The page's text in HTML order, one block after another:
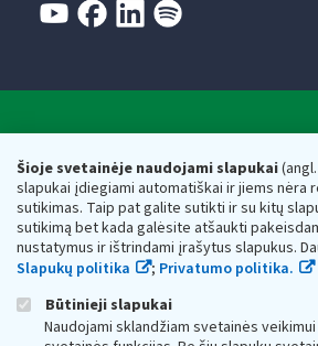
Šioje svetainėje naudojami slapukai
slapukai įdiegiami automatiškai ir jiems nėra
sutikimas. Taip pat galite sutikti ir su kitų
sutikimą bet kada galėsite atšaukti
nustatymus ir ištrindami įrašytus slapukus.
Slapukų politika
; Privatumo politika.
Būtinieji slapukai
Naudojami sklandžiam svetainės
Respublikos finansų ministerijos
Biudžetinė įstaiga. Juridinio asmens kodas —
adresas: Vasario 16-osios g. 14, 01107 Vilnius,
vmi@vmi.lt, E. pristatymo dėžutės adresas
Duomenys apie Valstybinę mokesčių
Respublikos finansų ministerijos kaupiami ir